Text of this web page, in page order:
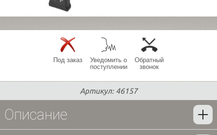
Под заказ
Уведомить о
поступлении
Обратный
звонок
Артикул: 46157
Описание